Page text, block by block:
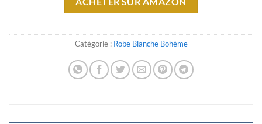
Catégorie : Robe Blanche Bohème